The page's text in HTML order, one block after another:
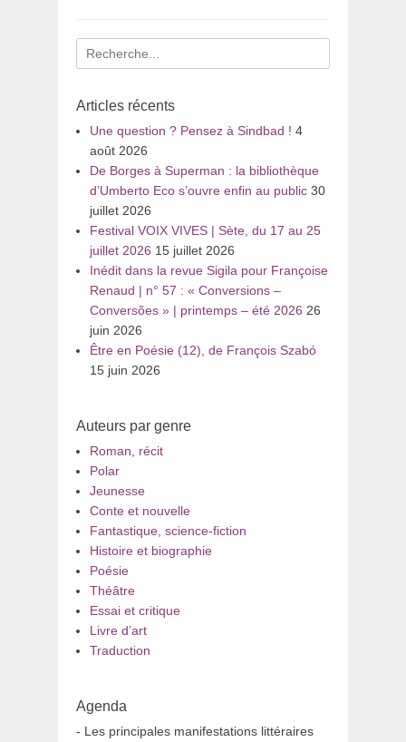
Recherche
pour
Articles récents
Une question ? Pensez à Sindbad ! 4
août 2026
De Borges à Superman : la bibliothèque
d’Umberto Eco s’ouvre enfin au public 30
juillet 2026
Festival VOIX VIVES | Sète, du 17 au 25
juillet 2026 15 juillet 2026
Inédit dans la revue Sigila pour Françoise
Renaud | n° 57 : « Conversions –
Conversões » | printemps – été 2026 26
juin 2026
Être en Poésie (12), de François Szabó
15 juin 2026
Auteurs par genre
Roman, récit
Polar
Jeunesse
Conte et nouvelle
Fantastique, science-fiction
Histoire et biographie
Poésie
Théâtre
Essai et critique
Livre d’art
Traduction
Agenda
- Les principales manifestations littéraires